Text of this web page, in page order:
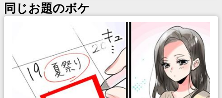
同じお題のボケ